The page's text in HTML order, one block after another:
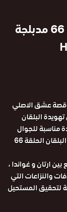
مسلسل تهويدة البلقان الحلقة 66 مدبلجة
66 مدبلجة موقع قصة عشق الاصلي
البلقان
جودة مناسبة للجوال
1080P+720P+480P+360P مسلسل تهويدة البلقان الحلقة 66
ارتان و غواندا ،
والنزاعات التي
لتحقيق المستحيل